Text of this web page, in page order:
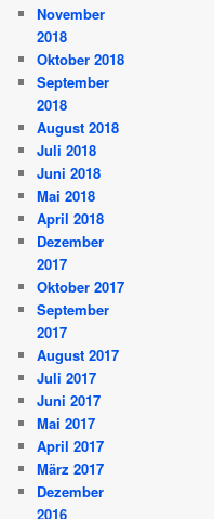
November
2018
Oktober 2018
September
2018
August 2018
Juli 2018
Juni 2018
Mai 2018
April 2018
Dezember
2017
Oktober 2017
September
2017
August 2017
Juli 2017
Juni 2017
Mai 2017
April 2017
März 2017
Dezember
2016